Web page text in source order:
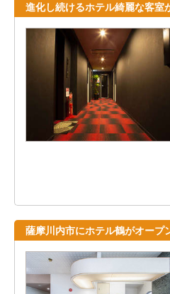
進化し続けるホテル綺麗な客室
薩摩川内市にホテル鶴がオープ